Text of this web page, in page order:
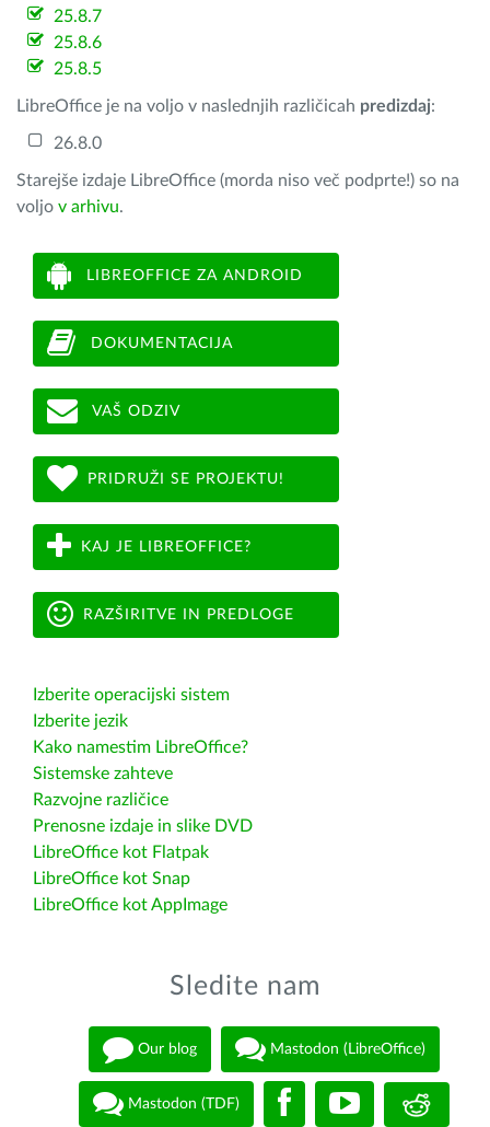
25.8.7
25.8.6
25.8.5
LibreOffice je na voljo v naslednjih različicah predizdaj:
26.8.0
Starejše izdaje LibreOffice (morda niso več podprte!) so na
voljo v arhivu.
LIBREOFFICE ZA ANDROID
DOKUMENTACIJA
VAŠ ODZIV
PRIDRUŽI SE PROJEKTU!
KAJ JE LIBREOFFICE?
RAZŠIRITVE IN PREDLOGE
Izberite operacijski sistem
Izberite jezik
Kako namestim LibreOffice?
Sistemske zahteve
Razvojne različice
Prenosne izdaje in slike DVD
LibreOffice kot Flatpak
LibreOffice kot Snap
LibreOffice kot AppImage
Sledite nam
Our blog Mastodon (LibreOffice)
Mastodon (TDF)